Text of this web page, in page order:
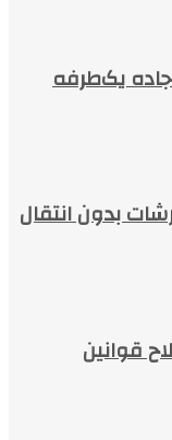
جاده یک‌طرفه
بدون انتقال
قوانین